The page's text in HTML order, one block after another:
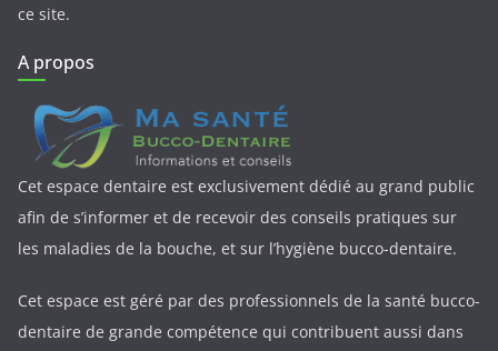
ce site.
A propos
Cet espace dentaire est exclusivement dédié au grand public
afin de s’informer et de recevoir des conseils pratiques sur
les maladies de la bouche, et sur l’hygiène bucco-dentaire.
Cet espace est géré par des professionnels de la santé bucco-
dentaire de grande compétence qui contribuent aussi dans